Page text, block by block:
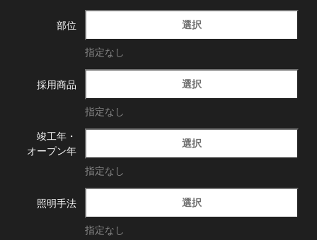
部位 選択
指定なし
採用商品 選択
指定なし
竣工年・
オープン年
選択
指定なし
照明手法 選択
指定なし